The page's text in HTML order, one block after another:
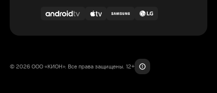
© 2026 ООО «КИОН». Все права защищены. 12+